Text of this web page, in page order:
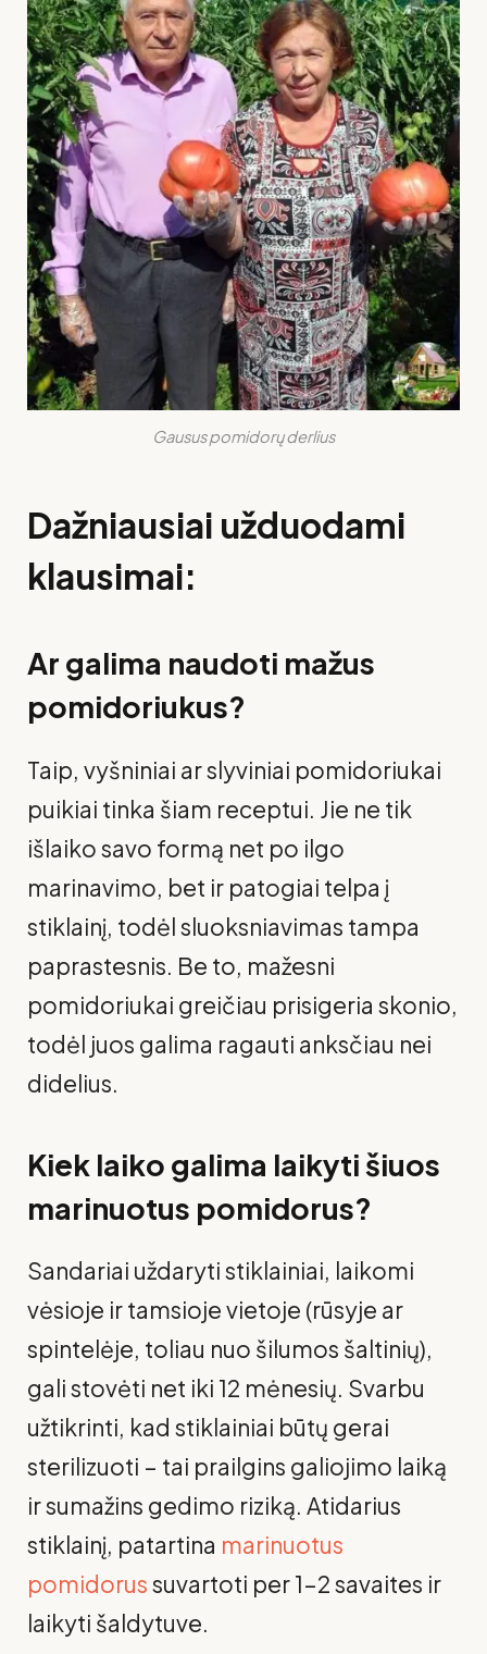
Gausus pomidorų derlius
Dažniausiai užduodami
klausimai:
Ar galima naudoti mažus
pomidoriukus?
Taip, vyšniniai ar slyviniai pomidoriukai
puikiai tinka šiam receptui. Jie ne tik
išlaiko savo formą net po ilgo
marinavimo, bet ir patogiai telpa į
stiklainį, todėl sluoksniavimas tampa
paprastesnis. Be to, mažesni
pomidoriukai greičiau prisigeria skonio,
todėl juos galima ragauti anksčiau nei
didelius.
Kiek laiko galima laikyti šiuos
marinuotus pomidorus?
Sandariai uždaryti stiklainiai, laikomi
vėsioje ir tamsioje vietoje (rūsyje ar
spintelėje, toliau nuo šilumos šaltinių),
gali stovėti net iki 12 mėnesių. Svarbu
užtikrinti, kad stiklainiai būtų gerai
sterilizuoti – tai prailgins galiojimo laiką
ir sumažins gedimo riziką. Atidarius
stiklainį, patartina marinuotus
pomidorussuvartoti per 1–2 savaites ir
laikyti šaldytuve.